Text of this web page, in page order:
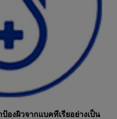
งผิวจากแบคทีเรียอย่างเป็น